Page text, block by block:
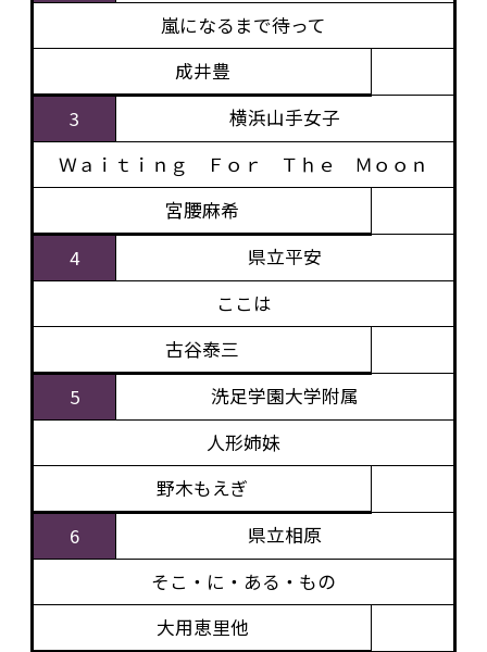
嵐になるまで待って
成井豊
3
横浜山手女子
Ｗａｉｔｉｎｇ Ｆｏｒ Ｔｈｅ Ｍｏｏｎ
宮腰麻希
4
県立平安
ここは
古谷泰三
5
洗足学園大学附属
人形姉妹
野木もえぎ
6
県立相原
そこ・に・ある・もの
大用恵里他